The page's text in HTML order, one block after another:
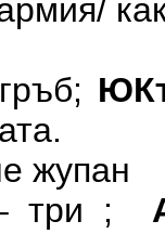
жупан
три ;